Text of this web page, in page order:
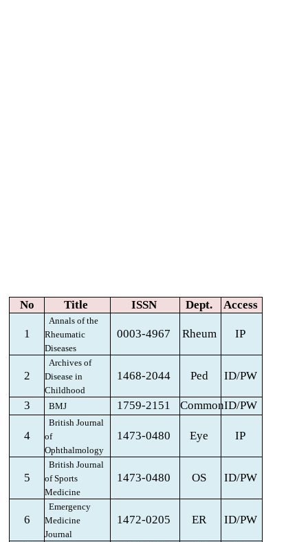
No Title ISSN Dept. Access
1
Annals of the
Rheumatic
Diseases
0003-4967 Rheum IP
2
Archives of
Disease in
Childhood
1468-2044 Ped ID/PW
3 BMJ 1759-2151 CommonID/PW
4
British Journal
of
Ophthalmology
1473-0480 Eye IP
5
British Journal
of Sports
Medicine
1473-0480 OS ID/PW
6
Emergency
Medicine
Journal
1472-0205 ER ID/PW